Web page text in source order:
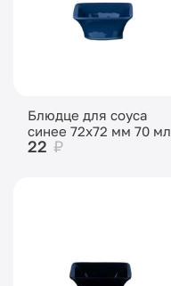
Блюдце для соуса
синее 72х72 мм 70 мл
22 ₽